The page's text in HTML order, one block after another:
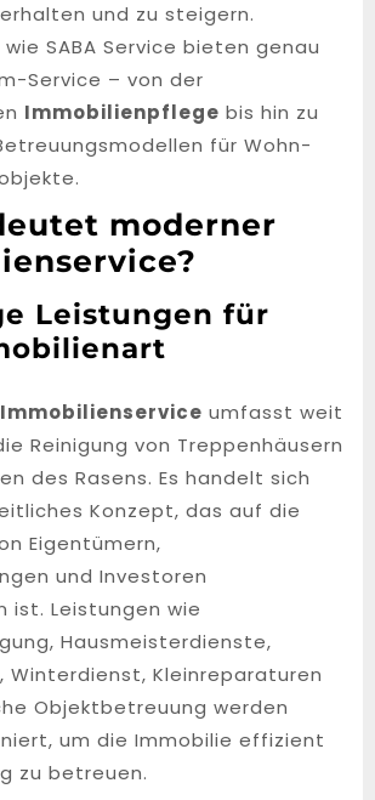
und zu steigern.
SABA Service bieten genau
Service – von der
Immobilienpflege bis hin zu
für Wohn-
moderner
Leistungen für
Immobilienservice umfasst weit
Reinigung von Treppenhäusern
des Rasens. Es handelt sich
Konzept, das auf die
Eigentümern,
und Investoren
ist. Leistungen wie
Hausmeisterdienste,
Winterdienst, Kleinreparaturen
Objektbetreuung werden
um die Immobilie effizient
zu betreuen.